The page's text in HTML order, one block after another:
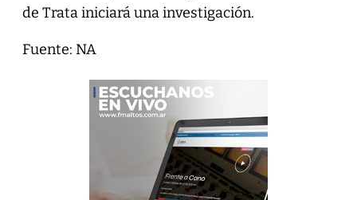
de Trata iniciará una investigación.
Fuente: NA